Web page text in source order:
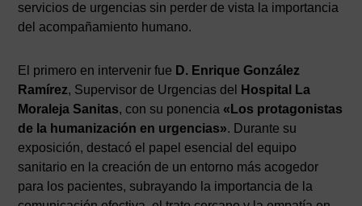
servicios de urgencias sin perder de vista la importancia
del acompañamiento humano.
El primero en intervenir fue D. Enrique González
Ramírez, Supervisor de Urgencias del
Hospital La
Moraleja Sanitas, con su ponencia «Los protagonistas
de la humanización en urgencias». Durante su
exposición, destacó el papel esencial del equipo
sanitario en la creación de un entorno más acogedor
para los pacientes, subrayando la importancia de la